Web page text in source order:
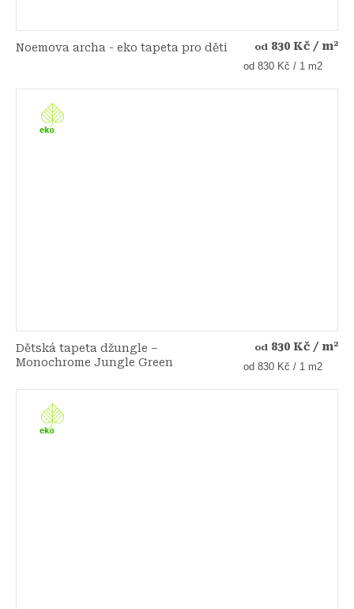
Noemova archa - eko tapeta pro děti od 830 Kč / m²
Měrná
od 830 Kč / 1 m2
Dětská tapeta džungle –
Monochrome Jungle Green
od 830 Kč / m²
Měrná
od 830 Kč / 1 m2